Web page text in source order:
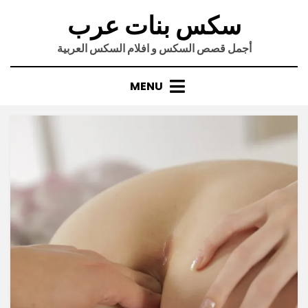
سكس بنات عرب
أجمل قصص السكس و افلام السكس العربية
MENU